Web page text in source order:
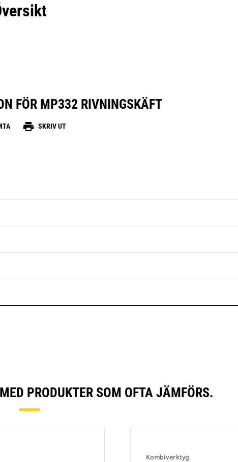
FÖR MP332 RIVNINGSKÄFT
print SKRIV UT
PRODUKTER SOM OFTA JÄMFÖRS.
Kombiverktyg